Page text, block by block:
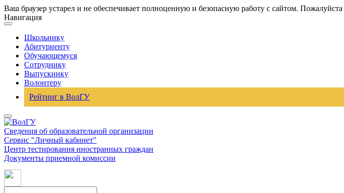
Ваш браузер устарел и не обеспечивает полноценную и безопасную работу с сайтом. Пожалуйста
Навигация
Школьнику
Абитуриенту
Обучающемуся
Сотруднику
Выпускнику
Волонтеру
Рейтинг в ВолГУ
Сведения об образовательной организации
Сервис "Личный кабинет"
Центр тестирования иностранных граждан
Документы приемной комиссии